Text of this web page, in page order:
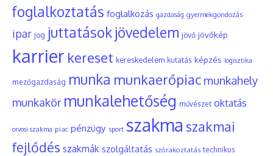
foglalkoztatás foglalkozás gazdaság gyermekgondozás
ipar jog juttatások jövedelem jövő jövőkép
karrier kereset kereskedelem kutatás képzés logisztika
mezőgazdaság munka munkaerőpiac munkahely
munkakör munkalehetőség művészet oktatás
orvosi szakma piac pénzügy sport szakma szakmai
fejlődés szakmák szolgáltatás szórakoztatás technikus